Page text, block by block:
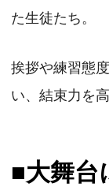
た生徒たち。
挨拶や練習態
い、結束力を
■大舞台